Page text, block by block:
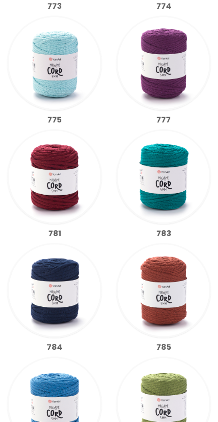
773 774
775 777
781 783
784 785